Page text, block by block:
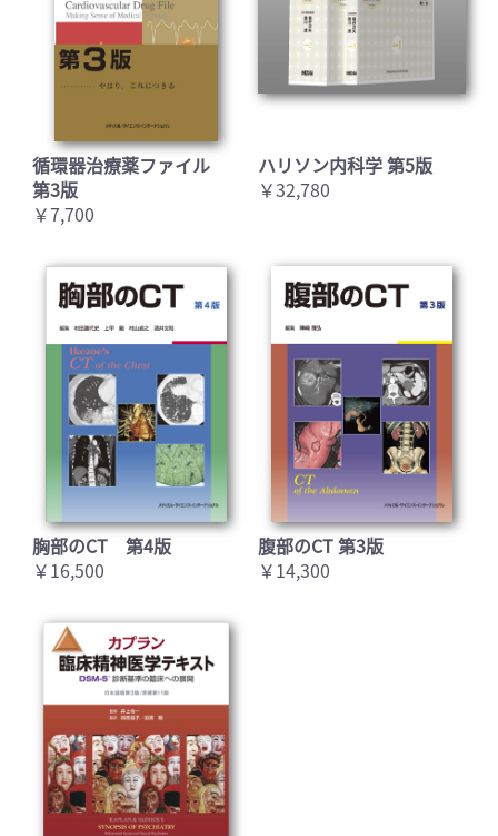
循環器治療薬ファイル
第3版
￥7,700
ハリソン内科学 第5版
￥32,780
胸部のCT 第4版
￥16,500
腹部のCT 第3版
￥14,300